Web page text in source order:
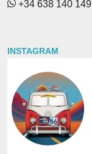
+34 638 140 149
INSTAGRAM